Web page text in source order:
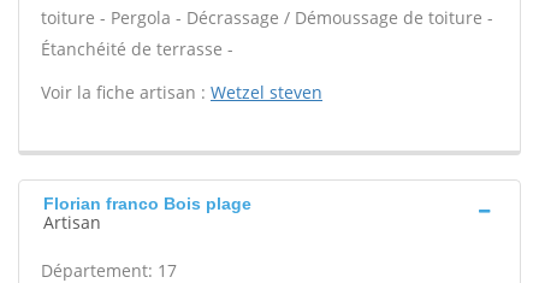
toiture - Pergola - Décrassage / Démoussage de toiture -
Étanchéité de terrasse -
Voir la fiche artisan : Wetzel steven
Florian franco Bois plage
Artisan
Département: 17